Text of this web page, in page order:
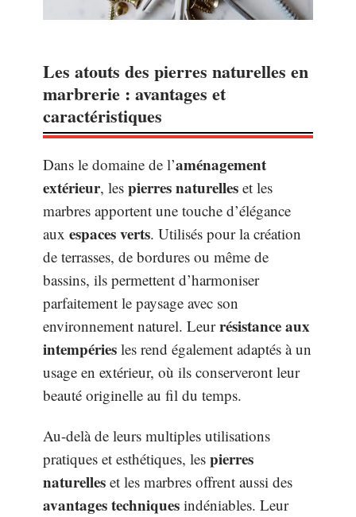
Les atouts des pierres naturelles en
marbrerie : avantages et
caractéristiques
Dans le domaine de l’aménagement
extérieur, les pierres naturelles et les
marbres apportent une touche d’élégance
aux espaces verts. Utilisés pour la création
de terrasses, de bordures ou même de
bassins, ils permettent d’harmoniser
parfaitement le paysage avec son
environnement naturel. Leurrésistance aux
intempéries les rend également adaptés à un
usage en extérieur, où ils conserveront leur
beauté originelle au fil du temps.
Au-delà de leurs multiples utilisations
pratiques et esthétiques, les pierres
naturelles et les marbres offrent aussi des
avantages techniques indéniables. Leur